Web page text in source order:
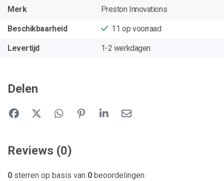
Merk Preston Innovations
Beschikbaarheid 11 op voorraad
Levertijd 1-2 werkdagen
Delen
Reviews (0)
0 sterren op basis van 0 beoordelingen